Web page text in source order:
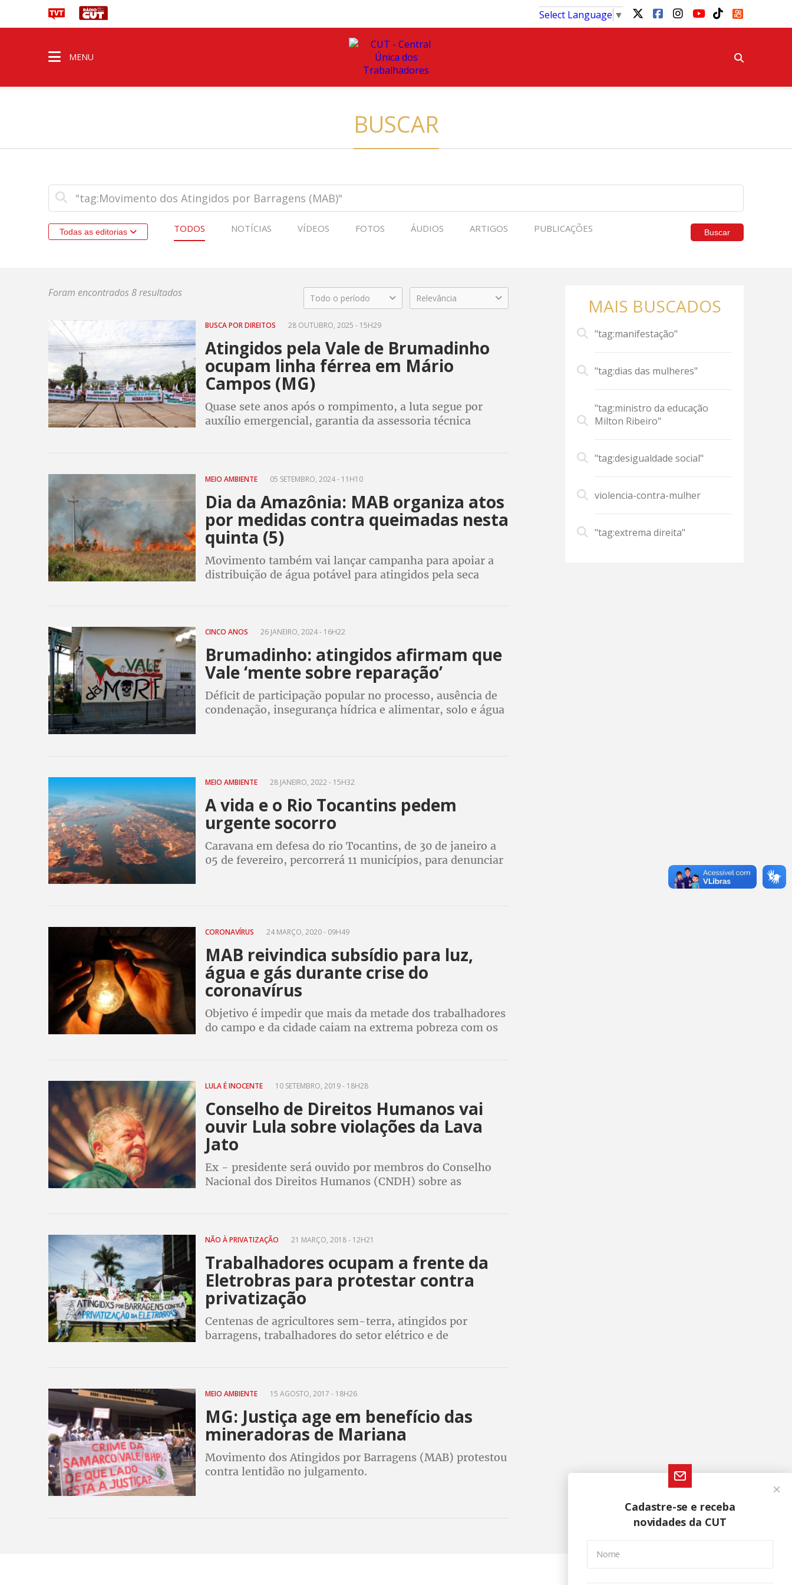
Select Language ▼
MENU
BUSCAR
Todas as editorias TODOS NOTÍCIAS VÍDEOS FOTOS ÁUDIOS ARTIGOS PUBLICAÇÕES Buscar
Foram encontrados 8 resultados Todo o período Relevância
BUSCA POR DIREITOS 28 OUTUBRO, 2025 - 15H29
Atingidos pela Vale de Brumadinho
ocupam linha férrea em Mário
Campos (MG)
Quase sete anos após o rompimento, a luta segue por
auxílio emergencial, garantia da assessoria técnica
MEIO AMBIENTE 05 SETEMBRO, 2024 - 11H10
Dia da Amazônia: MAB organiza atos
por medidas contra queimadas nesta
quinta (5)
Movimento também vai lançar campanha para apoiar a
distribuição de água potável para atingidos pela seca
CINCO ANOS 26 JANEIRO, 2024 - 16H22
Brumadinho: atingidos afirmam que
Vale ‘mente sobre reparação’
Déficit de participação popular no processo, ausência de
condenação, insegurança hídrica e alimentar, solo e água
MEIO AMBIENTE 28 JANEIRO, 2022 - 15H32
A vida e o Rio Tocantins pedem
urgente socorro
Caravana em defesa do rio Tocantins, de 30 de janeiro a
05 de fevereiro, percorrerá 11 municípios, para denunciar
CORONAVÍRUS 24 MARÇO, 2020 - 09H49
MAB reivindica subsídio para luz,
água e gás durante crise do
coronavírus
Objetivo é impedir que mais da metade dos trabalhadores
do campo e da cidade caiam na extrema pobreza com os
LULA É INOCENTE 10 SETEMBRO, 2019 - 18H28
Conselho de Direitos Humanos vai
ouvir Lula sobre violações da Lava
Jato
Ex - presidente será ouvido por membros do Conselho
Nacional dos Direitos Humanos (CNDH) sobre as
NÃO À PRIVATIZAÇÃO 21 MARÇO, 2018 - 12H21
Trabalhadores ocupam a frente da
Eletrobras para protestar contra
privatização
Centenas de agricultores sem-terra, atingidos por
barragens, trabalhadores do setor elétrico e de
MEIO AMBIENTE 15 AGOSTO, 2017 - 18H26
MG: Justiça age em benefício das
mineradoras de Mariana
Movimento dos Atingidos por Barragens (MAB) protestou
contra lentidão no julgamento.
MAIS BUSCADOS
"tag:manifestação"
"tag:dias das mulheres"
"tag:ministro da educação
Milton Ribeiro"
"tag:desigualdade social"
violencia-contra-mulher
"tag:extrema direita"
Cadastre-se e receba
novidades da CUT
Nome